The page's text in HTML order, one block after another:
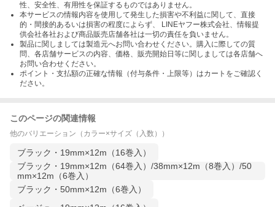
性、安全性、有用性を保証するものではありません。
本サービスの情報内容を使用して発生した損害や不利益に関して、直接
的・間接的あるいは損害の程度によらず、 LINEヤフー株式会社、情報提
供会社各社および商品販売店舗各社は一切の責任を負いません。
製品に関しましては製造元へお問い合わせください。購入に際しての質
問、各店舗サービスの内容、価格、販売開始日等に関しましては各店舗へ
お問い合わせください。
ポイント・支払額の正確な情報（付与条件・上限等）はカートをご確認く
ださい。
このページの関連情報
他のバリエーション（カラー×サイズ（入数））
ブラック・19mm×12m（16巻入）
ブラック・19mm×12m（64巻入）/38mm×12m（8巻入）/50
mm×12m（6巻入）
ブラック・50mm×12m（6巻入）